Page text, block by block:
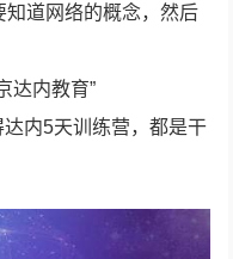
道网络的概念，然后
达内教育”
达内5天训练营，都是干